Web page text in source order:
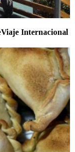
Internacional